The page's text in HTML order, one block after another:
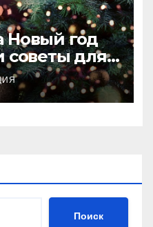
Новый год
советы для
Поиск